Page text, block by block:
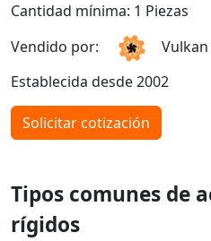
Cantidad mínima: 1 Piezas
Vendido por:
Vulkan
Establecida desde 2002
Solicitar cotización
Tipos comunes de
rígidos